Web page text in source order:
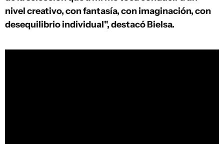
nivel creativo, con fantasía, con imaginación, con
desequilibrio individual", destacó Bielsa.